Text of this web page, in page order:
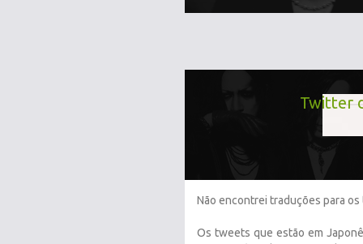
Twitter
Não encontrei traduções para
Os tweets que estão em